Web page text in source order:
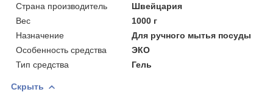
Страна производитель
Швейцария
Вес
1000 г
Назначение
Для ручного мытья посуды
Особенность средства
ЭКО
Тип средства
Гель
Скрыть